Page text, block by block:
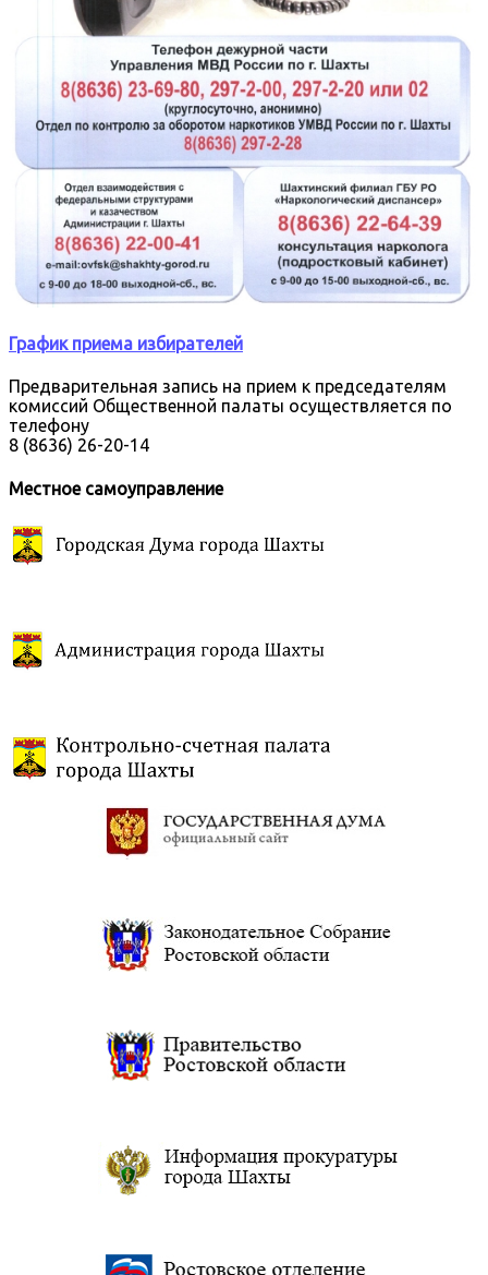
График приема избирателей
Предварительная запись на прием к председателям
комиссий Общественной палаты осуществляется по
телефону
8 (8636) 26-20-14
Местное самоуправление